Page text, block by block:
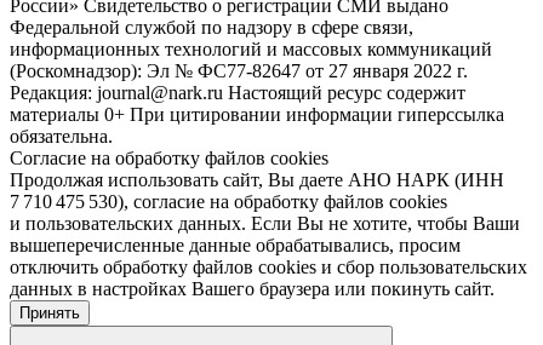
России» Свидетельство о регистрации СМИ выдано
Федеральной службой по надзору в сфере связи,
информационных технологий и массовых коммуникаций
(Роскомнадзор): Эл № ФС77-82647 от 27 января 2022 г.
Редакция: journal@nark.ru Настоящий ресурс содержит
материалы 0+ При цитировании информации гиперссылка
обязательна.
Согласие на обработку файлов cookies
Продолжая использовать сайт, Вы даете АНО НАРК (ИНН
7 710 475 530), согласие на обработку файлов cookies
и пользовательских данных. Если Вы не хотите, чтобы Ваши
вышеперечисленные данные обрабатывались, просим
отключить обработку файлов cookies и сбор пользовательских
данных в настройках Вашего браузера или покинуть сайт.
Принять